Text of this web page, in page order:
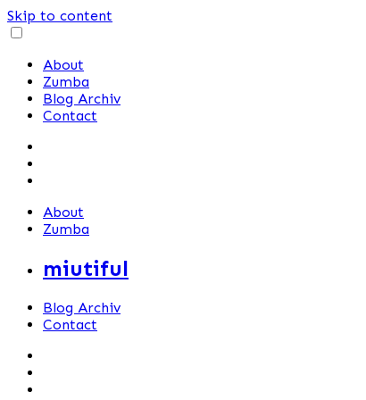
Skip to content
About
Zumba
Blog Archiv
Contact
About
Zumba
miutiful
Blog Archiv
Contact